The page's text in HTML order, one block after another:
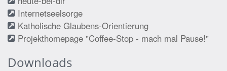
Internetseelsorge
Katholische Glaubens-Orientierung
Projekthomepage "Coffee-Stop - mach mal Pause!"
Downloads